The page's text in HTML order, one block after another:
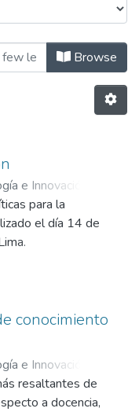
Browse
e Innovación
para la
el día 14 de
conocimiento
e Innovación
)Llueca, Ciro
resaltantes de
a docencia,